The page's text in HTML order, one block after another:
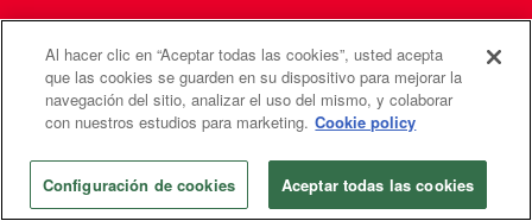
Comunicaciones Metodistas Unidas es una agencia de la
Iglesia Metodista Unida
©2026Comunicaciones Metodistas Unidas. Reservados
todos los derechos
Al hacer clic en “Aceptar todas las cookies”, usted acepta
que las cookies se guarden en su dispositivo para mejorar la
navegación del sitio, analizar el uso del mismo, y colaborar
con nuestros estudios para marketing. Cookie policy
Configuración de cookies Aceptar todas las cookies